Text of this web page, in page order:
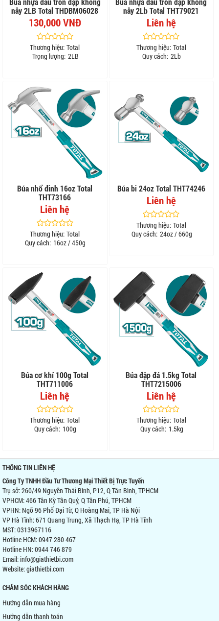
nảy 2LB Total THDBM06028
130,000 VNĐ
Thương hiệu: Total
Trọng lượng: 2LB
nảy 2Lb Total THT79021
Liên hệ
Thương hiệu: Total
Quy cách: 2Lb
Búa nhổ đinh 16oz Total
THT73166
Liên hệ
Thương hiệu: Total
Quy cách: 16oz / 450g
Búa bi 24oz Total THT74246
Liên hệ
Thương hiệu: Total
Quy cách: 24oz / 660g
Búa cơ khí 100g Total
THT711006
Liên hệ
Thương hiệu: Total
Quy cách: 100g
Búa đập đá 1.5kg Total
THT7215006
Liên hệ
Thương hiệu: Total
Quy cách: 1.5kg
THÔNG TIN LIÊN HỆ
Công Ty TNHH Đầu Tư Thương Mại Thiết Bị Trực Tuyến
Trụ sở: 260/49 Nguyễn Thái Bình, P12, Q Tân Bình, TPHCM
VPHCM: 466 Tân Kỳ Tân Quý, Q Tân Phú, TPHCM
VPHN: Ngõ 96 Phố Đại Từ, Q Hoàng Mai, TP Hà Nội
VP Hà Tĩnh: 671 Quang Trung, Xã Thạch Hạ, TP Hà Tĩnh
MST: 0313967116
Hotline HCM: 0947 280 467
Hotline HN: 0944 746 879
Email: info@giathietbi.com
Website:giathietbi.com
CHĂM SÓC KHÁCH HÀNG
Hướng dẫn mua hàng
Hướng dẫn thanh toán